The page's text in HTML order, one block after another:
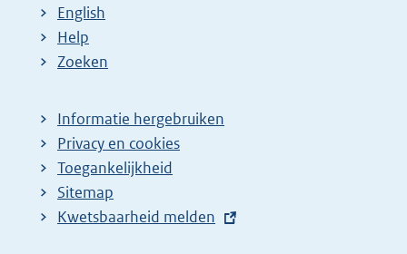
English
Help
Zoeken
Informatie hergebruiken
Privacy en cookies
Toegankelijkheid
Sitemap
E
Kwetsbaarheid melden